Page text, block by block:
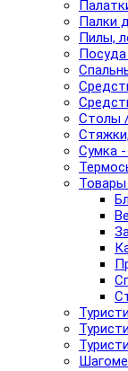
Палки
Пилы,
Столы
Сумка -